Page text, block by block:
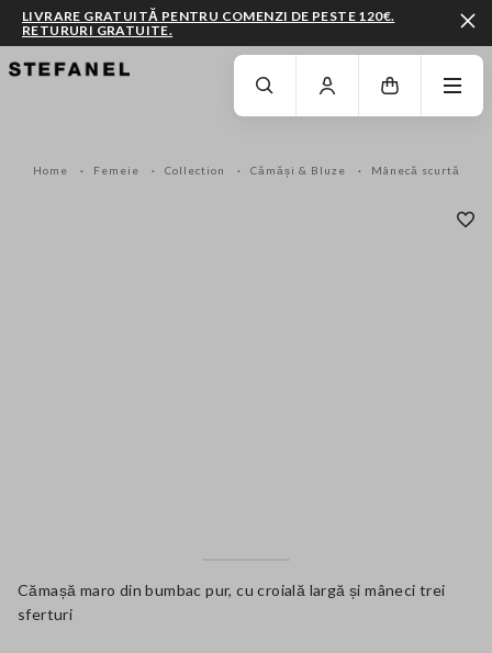
MERGI LA CONȚINUTUL PRINCIPALDERULEAZĂ ÎN JOS
LIVRARE GRATUITĂ PENTRU COMENZI DE PESTE 120€.
RETURURI GRATUITE.
Home Femeie Collection Cămăși & Bluze Mânecă scurtă
Cămașă maro din bumbac pur, cu croială largă și mâneci trei
sferturi